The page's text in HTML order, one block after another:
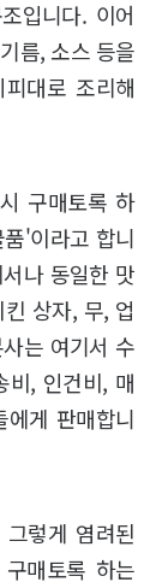
입니다. 이어
름, 소스 등을
대로 조리해
구매토록 하
'이라고 합니
나 동일한 맛
상자, 무, 업
는 여기서 수
비, 인건비, 매
게 판매합니
렇게 염려된
매토록 하는